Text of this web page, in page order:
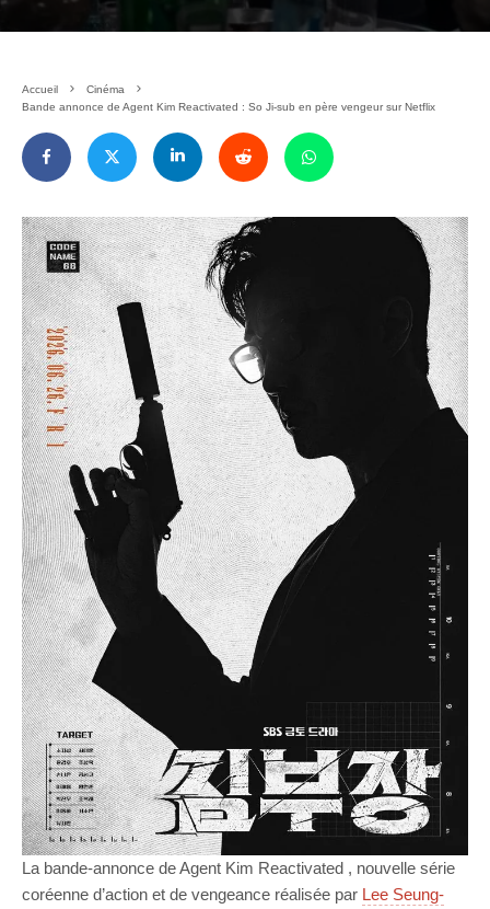
Accueil
Cinéma
Bande annonce de Agent Kim Reactivated : So Ji-sub en père vengeur sur Netflix
La bande-annonce de Agent Kim Reactivated , nouvelle série
coréenne d’action et de vengeance réalisée par Lee Seung-